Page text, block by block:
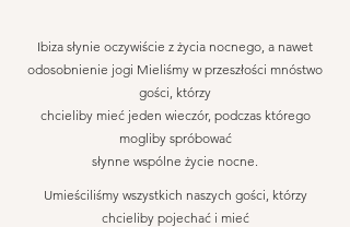
Ibiza słynie oczywiście z życia nocnego, a nawet
odosobnienie jogi Mieliśmy w przeszłości mnóstwo
gości, którzy
chcieliby mieć jeden wieczór, podczas którego
mogliby spróbować
słynne wspólne życie nocne.
Umieściliśmy wszystkich naszych gości, którzy
chcieliby pojechać i mieć